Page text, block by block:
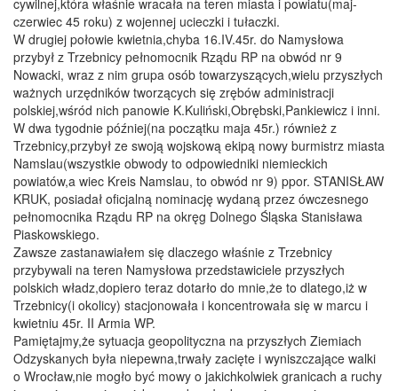
cywilnej,która właśnie wracała na teren miasta i powiatu(maj-
czerwiec 45 roku) z wojennej ucieczki i tułaczki.
W drugiej połowie kwietnia,chyba 16.IV.45r. do Namysłowa
przybył z Trzebnicy pełnomocnik Rządu RP na obwód nr 9
Nowacki, wraz z nim grupa osób towarzyszących,wielu przyszłych
ważnych urzędników tworzących się zrębów administracji
polskiej,wśród nich panowie K.Kuliński,Obrębski,Pankiewicz i inni.
W dwa tygodnie później(na początku maja 45r.) również z
Trzebnicy,przybył ze swoją wojskową ekipą nowy burmistrz miasta
Namslau(wszystkie obwody to odpowiedniki niemieckich
powiatów,a wiec Kreis Namslau, to obwód nr 9) ppor. STANISŁAW
KRUK, posiadał oficjalną nominację wydaną przez ówczesnego
pełnomocnika Rządu RP na okręg Dolnego Śląska Stanisława
Piaskowskiego.
Zawsze zastanawiałem się dlaczego właśnie z Trzebnicy
przybywali na teren Namysłowa przedstawiciele przyszłych
polskich władz,dopiero teraz dotarło do mnie,że to dlatego,iż w
Trzebnicy(i okolicy) stacjonowała i koncentrowała się w marcu i
kwietniu 45r. II Armia WP.
Pamiętajmy,że sytuacja geopolityczna na przyszłych Ziemiach
Odzyskanych była niepewna,trwały zacięte i wyniszczające walki
o Wrocław,nie mogło być mowy o jakichkolwiek granicach a ruchy